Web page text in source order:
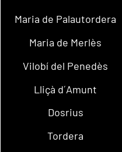
Maria de Palautordera
Maria de Merlès
Vilobí del Penedès
Lliçà d´Amunt
Dosrius
Tordera